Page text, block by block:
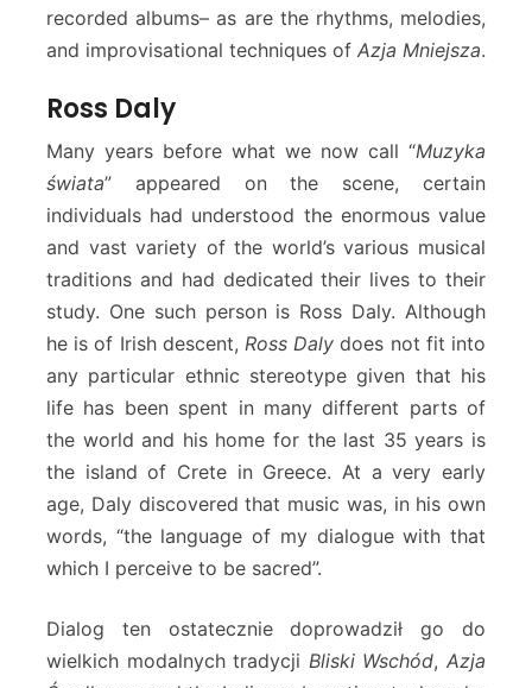
recorded albums– as are the rhythms, melodies,
and improvisational techniques of Azja Mniejsza.
Ross Daly
Many years before what we now call “Muzyka
świata” appeared on the scene, certain
individuals had understood the enormous value
and vast variety of the world’s various musical
traditions and had dedicated their lives to their
study. One such person is Ross Daly. Although
he is of Irish descent, Ross Daly does not fit into
any particular ethnic stereotype given that his
life has been spent in many different parts of
the world and his home for the last 35 years is
the island of Crete in Greece. At a very early
age, Daly discovered that music was, in his own
words, “the language of my dialogue with that
which I perceive to be sacred”.
Dialog ten ostatecznie doprowadził go do
wielkich modalnych tradycji Bliski Wschód,Azja